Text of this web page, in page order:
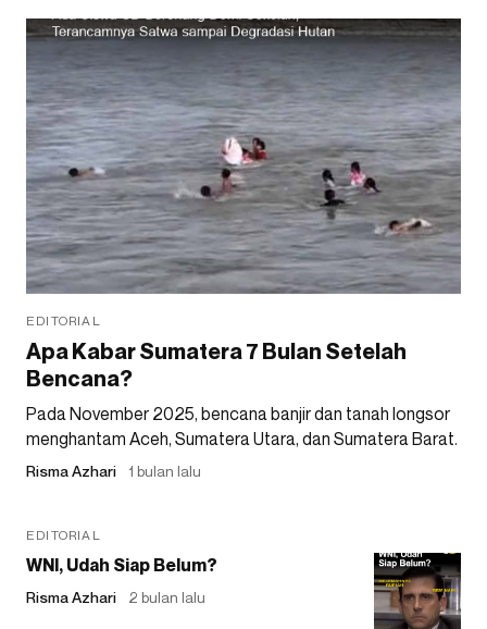
EDITORIAL
Apa Kabar Sumatera 7 Bulan Setelah
Bencana?
Pada November 2025, bencana banjir dan tanah longsor
menghantam Aceh, Sumatera Utara, dan Sumatera Barat.
Risma Azhari 1 bulan lalu
EDITORIAL
WNI, Udah Siap Belum?
Risma Azhari 2 bulan lalu